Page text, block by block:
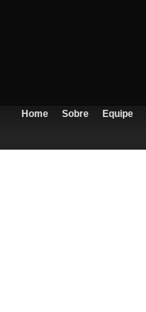
Home Sobre Equipe